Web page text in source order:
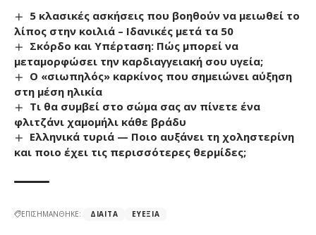
5 κλασικές ασκήσεις που βοηθούν να μειωθεί το
λίπος στην κοιλιά – Ιδανικές μετά τα 50
Σκόρδο και Υπέρταση: Πώς μπορεί να
μεταμορφώσει την καρδιαγγειακή σου υγεία;
Ο «σιωπηλός» καρκίνος που σημειώνει αύξηση
στη μέση ηλικία
Τι θα συμβεί στο σώμα σας αν πίνετε ένα
φλιτζάνι χαμομήλι κάθε βράδυ
Ελληνικά τυριά — Ποιο αυξάνει τη χοληστερίνη
και ποιο έχει τις περισσότερες θερμίδες;
ΕΠΙΣΗΜΑΝΘΗΚΕ: ΔΊΑΙΤΑ ΕΥΕΞΊΑ